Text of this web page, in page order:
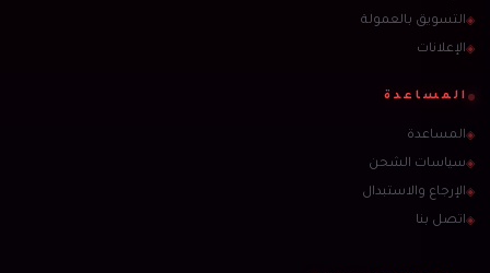
◈التسويق بالعمولة
◈الإعلانات
المساعدة
◈المساعدة
◈سياسات الشحن
◈الإرجاع والاستبدال
◈اتصل بنا